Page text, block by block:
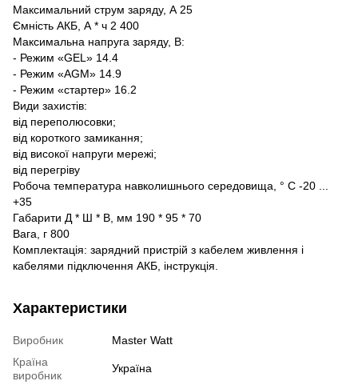
Максимальний струм заряду, А 25
Ємність АКБ, А * ч 2 400
Максимальна напруга заряду, В:
- Режим «GEL» 14.4
- Режим «AGM» 14.9
- Режим «стартер» 16.2
Види захистів:
від переполюсовки;
від короткого замикання;
від високої напруги мережі;
від перегріву
Робоча температура навколишнього середовища, ° С -20 ...
+35
Габарити Д * Ш * В, мм 190 * 95 * 70
Вага, г 800
Комплектація: зарядний пристрій з кабелем живлення і
кабелями підключення АКБ, інструкція.
Характеристики
Виробник
Master Watt
Країна
виробник
Україна